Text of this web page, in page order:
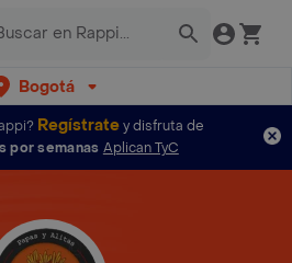
Bogotá
Regístratey disfruta de
por semanas Aplican TyC